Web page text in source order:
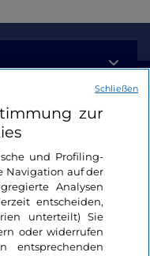
zur
und Profiling-
Navigation auf der
Analysen
entscheiden,
unterteilt) Sie
oder widerrufen
Schließen